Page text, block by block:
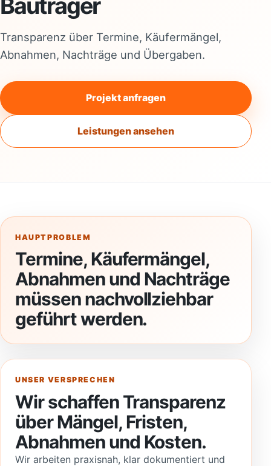
Bauträger
Transparenz über Termine, Käufermängel,
Abnahmen, Nachträge und Übergaben.
Projekt anfragen
Leistungen ansehen
HAUPTPROBLEM
Termine, Käufermängel,
Abnahmen und Nachträge
müssen nachvollziehbar
geführt werden.
UNSER VERSPRECHEN
Wir schaffen Transparenz
über Mängel, Fristen,
Abnahmen und Kosten.
Wir arbeiten praxisnah, klar dokumentiert und